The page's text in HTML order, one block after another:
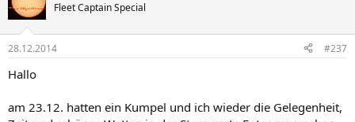
Fleet Captain Special
28.12.2014 #237
Hallo
am 23.12. hatten ein Kumpel und ich wieder die Gelegenheit,